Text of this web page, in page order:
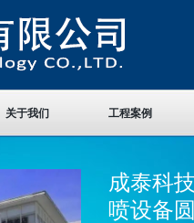
关于我们 工程案例
成泰科
喷设备